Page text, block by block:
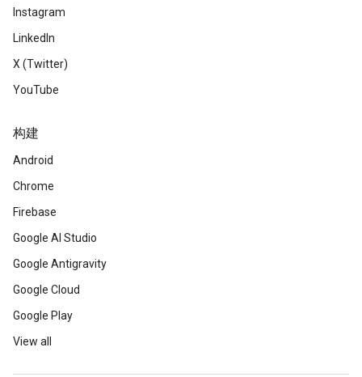
Instagram
LinkedIn
X (Twitter)
YouTube
构建
Android
Chrome
Firebase
Google AI Studio
Google Antigravity
Google Cloud
Google Play
View all